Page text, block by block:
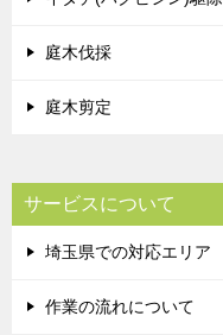
庭木伐採
庭木剪定
サービスについて
埼玉県での対応エリア
作業の流れについて